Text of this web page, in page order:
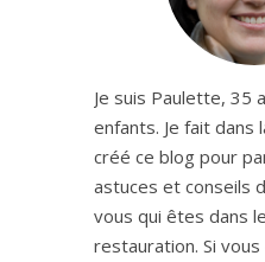
Je suis Paulette, 35
enfants. Je fait dans
créé ce blog pour
astuces et conseils
vous qui êtes dans
restauration. Si